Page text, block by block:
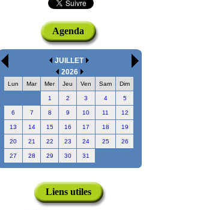
Agenda
JUILLET
2026
Lun Mar Mer Jeu Ven Sam Dim
1 2 3 4 5
6 7 8 9 10 11 12
13 14 15 16 17 18 19
20 21 22 23 24 25 26
27 28 29 30 31
Liens utiles